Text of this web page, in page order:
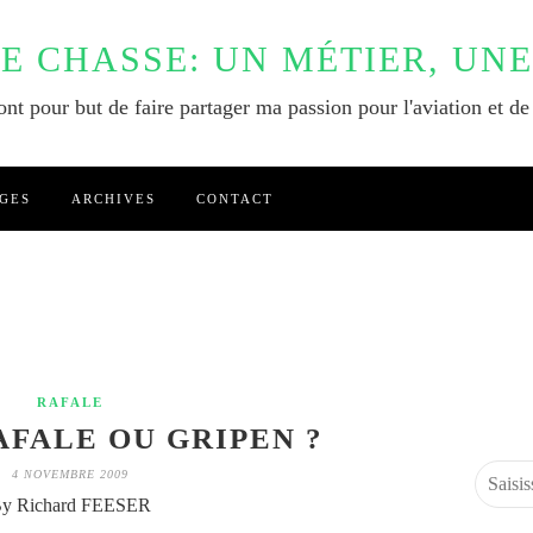
CHASSE: UN MÉTIER,
pour but de faire partager ma passion pour l'aviation et
ARCHIVES CONTACT
RAFALE
OU GRIPEN ?
4 NOVEMBRE 2009
Richard FEESER